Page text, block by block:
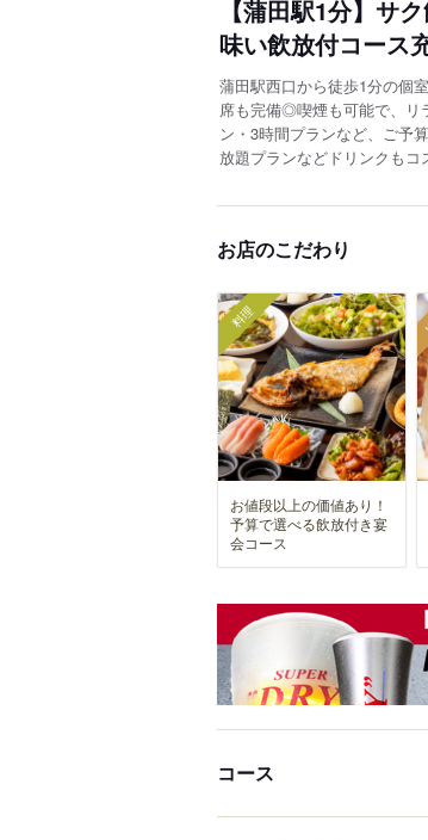
【蒲田駅1分】サ
味い飲放付コース
蒲田駅西口から徒歩1分の個
席も完備◎喫煙も可能で、リ
ン・3時間プランなど、ご予
放題プランなどドリンクも
お店のこだわり
料理
お値段以上の価値あり！
予算で選べる飲放付き宴
会コース
コース